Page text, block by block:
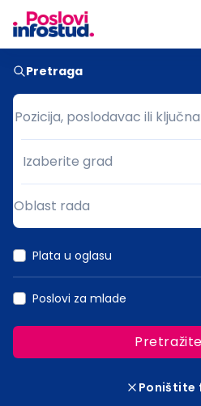
Pretraga
Pozicija, poslodavac ili
Pozicija, poslodavac ili
Grad
Izaberite grad
Oblast rada
Plata u oglasu
Poslovi za mlade
Pretražite
Poništite